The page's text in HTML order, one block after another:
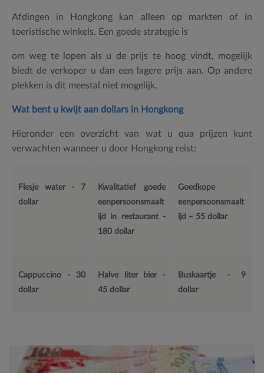
Afdingen in Hongkong kan alleen op markten of in
toeristische winkels. Een goede strategie is
om weg te lopen als u de prijs te hoog vindt, mogelijk
biedt de verkoper u dan een lagere prijs aan. Op andere
plekken is dit meestal niet mogelijk.
Wat bent u kwijt aan dollars in Hongkong
Hieronder een overzicht van wat u qua prijzen kunt
verwachten wanneer u door Hongkong reist:
Flesje water - 7
dollar
Kwalitatief goede
eenpersoonsmaalt
ijd in restaurant -
180 dollar
Goedkope
eenpersoonsmaalt
ijd – 55 dollar
Cappuccino - 30
dollar
Halve liter bier -
45 dollar
Buskaartje - 9
dollar